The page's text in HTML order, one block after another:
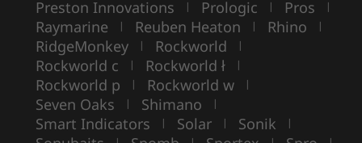
Preston Innovations | Prologic | Pros |
Raymarine | Reuben Heaton | Rhino |
RidgeMonkey | Rockworld |
Rockworld c | Rockworld ł |
Rockworld p | Rockworld w |
Seven Oaks | Shimano |
Smart Indicators | Solar | Sonik |